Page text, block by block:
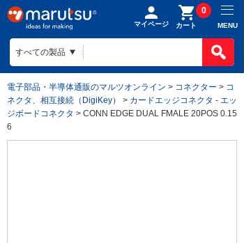
マイページ カート
0
MENU
電子部品・半導体通販のマルツオンライン > コネクター > コ
ネクタ、相互接続（DigiKey）
> カードエッジコネクタ - エッ
ジボードコネクタ > CONN EDGE DUAL FMALE 20POS 0.15
6